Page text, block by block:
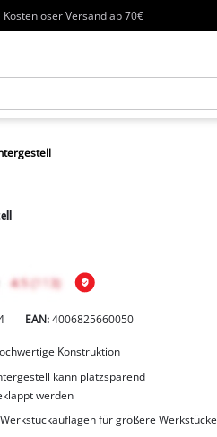
Kostenloser Versand ab 70€
EAN:4006825660050
Konstruktion
kann platzsparend
werden
für größere Werkstücke